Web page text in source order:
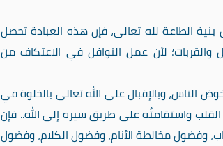
الطاعة لله تعالى، فإن هذه العبادة تحصل
والقربات؛ لأن عمل النوافل في الاعتكاف من
الناس، وبالإقبال على الله تعالى بالخلوة في
القلب واستقامتُه على طريق سيره إلى الله.. فإن
وفضول مخالطة الأنام، وفضول الكلام، وفضول